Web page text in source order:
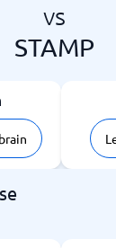
vs
STAMP